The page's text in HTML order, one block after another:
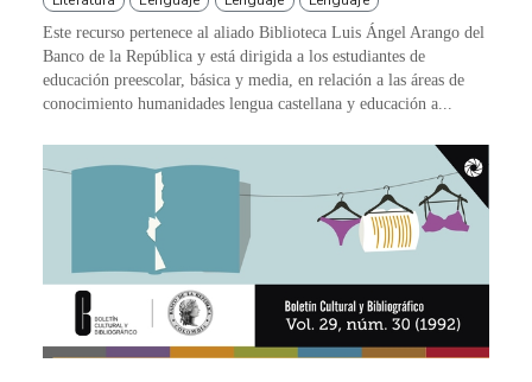
Este recurso pertenece al aliado Biblioteca Luis Ángel Arango del
Banco de la República y está dirigida a los estudiantes de
educación preescolar, básica y media, en relación a las áreas de
conocimiento humanidades lengua castellana y educación a...